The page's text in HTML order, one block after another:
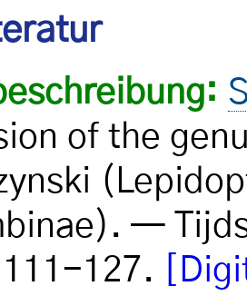
of the
—
127.